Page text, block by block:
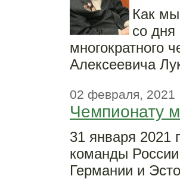
Как
со дня
многократного
Алексеевича
02 февраля, 2021
Чемпионату
31 января 2021
команды
Германии и